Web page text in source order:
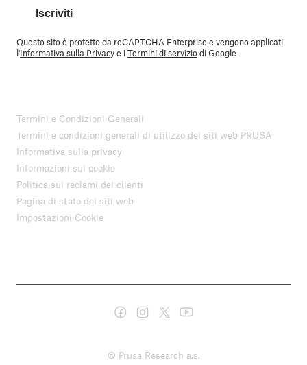
Iscriviti
Questo sito è protetto da reCAPTCHA Enterprise e vengono applicati
l'Informativa sulla Privacye iTermini di serviziodi Google.
Termini e Condizioni Generali
Termini e condizioni generali di utilizzo dei siti web PRUSA
Informativa sulla privacy
Informazioni sui cookie
Politica sui reclami dei clienti
Pagina di stato dei siti web
Impostazioni Cookie
© Prusa Research a.s.